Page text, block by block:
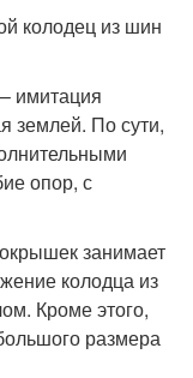
колодец из шин
имитация
землей. По сути,
опор, с
занимает
колодца из
Кроме этого,
размера